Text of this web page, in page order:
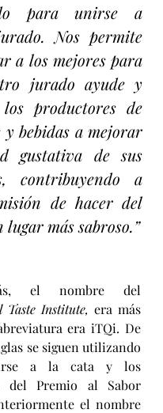
para unirse a
Nos permite
a los mejores para
jurado ayude y
productores de
y bebidas a mejorar
gustativa de sus
contribuyendo a
de hacer del
más sabroso.”
Taste Institute, era más
era iTQi. De
se siguen utilizando
a la cata y los
del Premio al Sabor
el nombre